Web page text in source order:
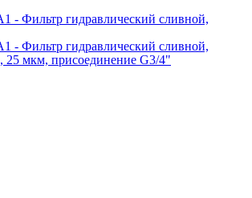
- Фильтр гидравлический сливной,
- Фильтр гидравлический сливной,
25 мкм, присоединение G3/4"